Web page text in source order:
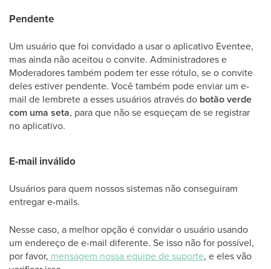
Pendente
Um usuário que foi convidado a usar o aplicativo Eventee,
mas ainda não aceitou o convite. Administradores e
Moderadores também podem ter esse rótulo, se o convite
deles estiver pendente. Você também pode enviar um e-
mail de lembrete a esses usuários através do botão verde
com uma seta, para que não se esqueçam de se registrar
no aplicativo.
E-mail inválido
Usuários para quem nossos sistemas não conseguiram
entregar e-mails.
Nesse caso, a melhor opção é convidar o usuário usando
um endereço de e-mail diferente. Se isso não for possível,
por favor, mensagem nossa equipe de suporte, e eles vão